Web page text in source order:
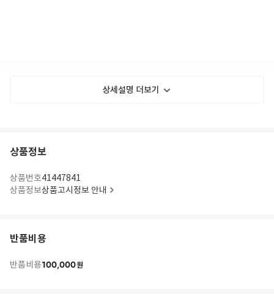
상세설명 더보기
상품정보
상품번호41447841
상품정보상품고시정보 안내
반품비용
반품비용100,000원